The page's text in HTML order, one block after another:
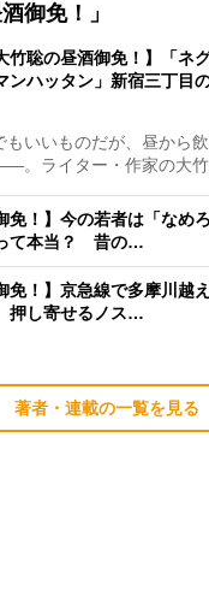
御免！」
竹聡の昼酒御免！】「ネ
ンハッタン」新宿三丁目
いいものだが、昼から
。ライター・作家の大
免！】今の若者は「なめ
て本当？ 昔の…
免！】京急線で多摩川越
押し寄せるノス…
著者・連載の一覧を見る